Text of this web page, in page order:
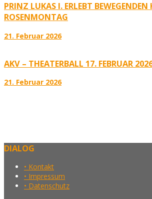
PRINZ LUKAS I. ERLEBT
ROSENMONTAG
21. Februar 2026
AKV – THEATERBALL 17. FEBRUAR
21. Februar 2026
DIALOG
• Kontakt
• Impressum
• Datenschutz